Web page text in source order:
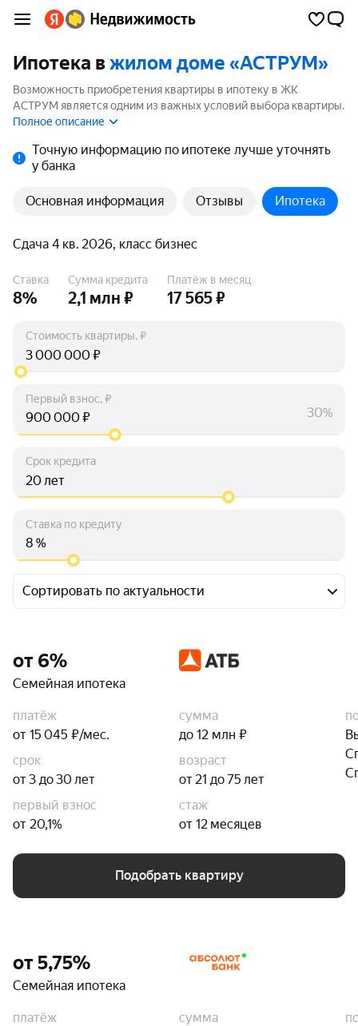
Ипотека вжилом доме «АСТРУМ»
Возможность приобретения квартиры в ипотеку в ЖК
АСТРУМ является одним из важных условий выбора квартиры.
На странице мы собрали программы кредитования банков для
Полное описание
Точную информацию по ипотеке лучше уточнять
у банка
Основная информация Отзывы Ипотека
Сдача 4 кв. 2026, класс бизнес
Ставка
8%
Сумма кредита
2,1 млн ₽
Платёж в месяц
17 565 ₽
Стоимость квартиры, ₽
₽
Первый взнос, ₽
₽ 30%
Срок кредита
лет
Ставка по кредиту
%
Сортировать по актуальности
от 6%
Семейная ипотека
платёж
от 15 045 ₽/мес.
сумма
до 12 млн ₽
срок
от 3 до 30 лет
возраст
от 21 до 75 лет
первый взнос
от 20,1%
стаж
от 12 месяцев
Подобрать квартиру
от 5,75%
Семейная ипотека
платёж
сумма